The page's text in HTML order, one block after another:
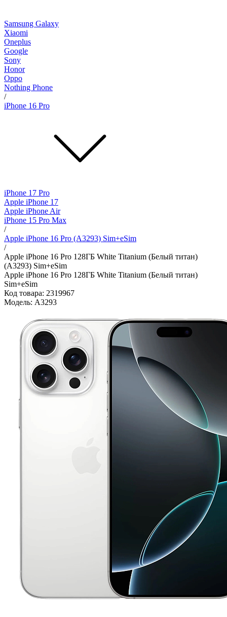
Samsung Galaxy
Xiaomi
Oneplus
Google
Sony
Honor
Oppo
Nothing Phone
/
iPhone 16 Pro
iPhone 17 Pro
Apple iPhone 17
Apple iPhone Air
iPhone 15 Pro Max
/
Apple iPhone 16 Pro (A3293) Sim+eSim
/
Apple iPhone 16 Pro 128ГБ White Titanium (Белый титан)
(A3293) Sim+eSim
Apple iPhone 16 Pro 128ГБ White Titanium (Белый титан)
Sim+eSim
Код товара: 2319967
Модель: A3293